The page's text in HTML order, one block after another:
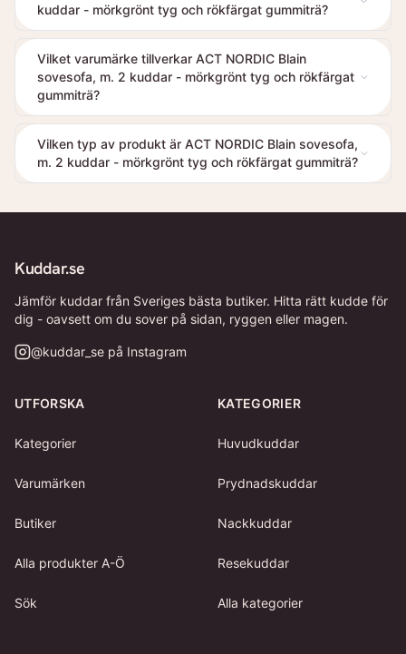
kuddar - mörkgrönt tyg och rökfärgat gummiträ?
Vilket varumärke tillverkar ACT NORDIC Blain
sovesofa, m. 2 kuddar - mörkgrönt tyg och rökfärgat
gummiträ?
Vilken typ av produkt är ACT NORDIC Blain sovesofa,
m. 2 kuddar - mörkgrönt tyg och rökfärgat gummiträ?
Kuddar.se
Jämför kuddar från Sveriges bästa butiker. Hitta rätt kudde för
dig - oavsett om du sover på sidan, ryggen eller magen.
@kuddar_se på Instagram
UTFORSKA
Kategorier
Varumärken
Butiker
Alla produkter A-Ö
Sök
KATEGORIER
Huvudkuddar
Prydnadskuddar
Nackkuddar
Resekuddar
Alla kategorier